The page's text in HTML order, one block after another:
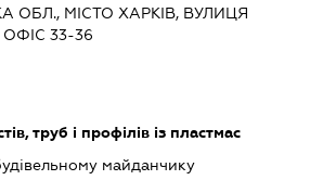
ОБЛ., МІСТО ХАРКІВ, ВУЛИЦЯ
33-36
труб і профілів із пластмас
майданчику